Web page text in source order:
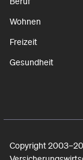
Wohnen
Freizeit
Gesundheit
Copyright